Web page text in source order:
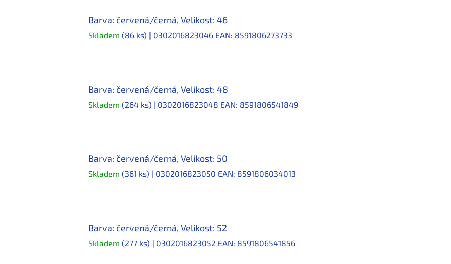
Barva: červená/černá, Velikost: 46
Skladem (86 ks) | 0302016823046 EAN: 8591806273733
Barva: červená/černá, Velikost: 48
Skladem (264 ks) | 0302016823048 EAN: 8591806541849
Barva: červená/černá, Velikost: 50
Skladem (361 ks) | 0302016823050 EAN: 8591806034013
Barva: červená/černá, Velikost: 52
Skladem (277 ks) | 0302016823052 EAN: 8591806541856